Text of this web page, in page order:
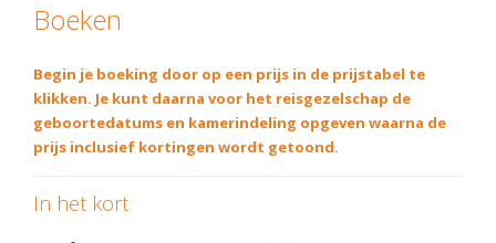
Boeken
Begin je boeking door op een prijs in de prijstabel te
klikken. Je kunt daarna voor het reisgezelschap de
geboortedatums en kamerindeling opgeven waarna de
prijs inclusief kortingen wordt getoond.
In het kort